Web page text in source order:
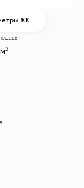
ЖК